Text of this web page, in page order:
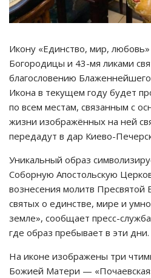
Икону «Единство, мир,
Богородицы и 43-мя ликами
благословению
Икона в текущем году будет
по всем местам, связанным с
жизни изображённых на ней
передадут в дар Киево-
Уникальный образ
Соборную Апостольскую
вознесения молитв Пресвятой
святых о единстве, мире и
земле», сообщает пресс-
где образ пребывает в эти дни.
На иконе изображены три
Божией Матери —